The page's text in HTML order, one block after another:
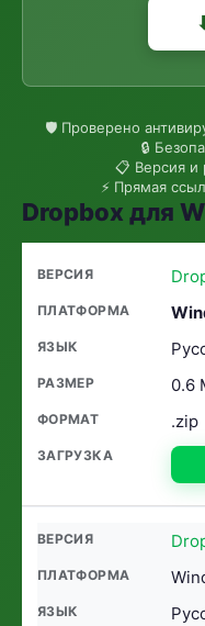
🛡 Проверено
🔒
📋 Версия и
⚡ Прямая
Dropbox для
0.6
.zip